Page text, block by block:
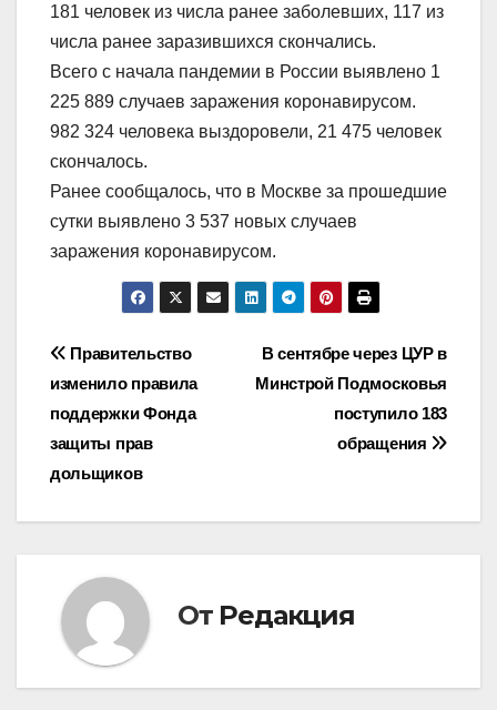
181 человек из числа ранее заболевших, 117 из
числа ранее заразившихся скончались.
Всего с начала пандемии в России выявлено 1
225 889 случаев заражения коронавирусом.
982 324 человека выздоровели, 21 475 человек
скончалось.
Ранее сообщалось, что в Москве за прошедшие
сутки выявлено 3 537 новых случаев
заражения коронавирусом.
Навигация
по
записям
В сентябре через ЦУР в
Минстрой Подмосковья
поступило 183
обращения
Правительство
изменило правила
поддержки Фонда
защиты прав
дольщиков
От Редакция